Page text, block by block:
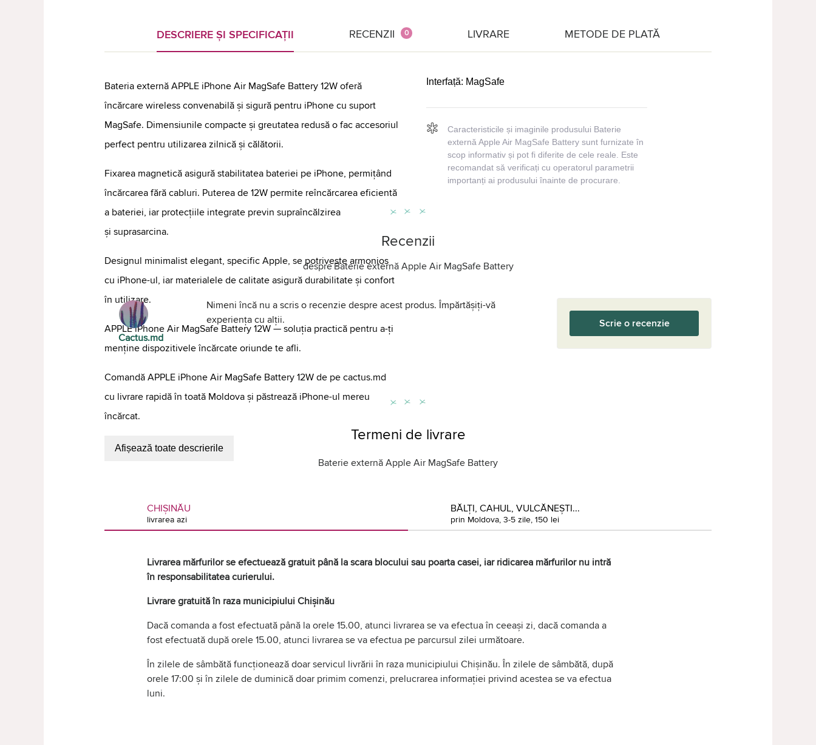
DESCRIERE ȘI SPECIFICAȚII RECENZII 0 LIVRARE METODE DE PLATĂ
Bateria externă APPLE iPhone Air MagSafe Battery 12W oferă
încărcare wireless convenabilă și sigură pentru iPhone cu suport
MagSafe. Dimensiunile compacte și greutatea redusă o fac accesoriul
perfect pentru utilizarea zilnică și călătorii.
Fixarea magnetică asigură stabilitatea bateriei pe iPhone, permițând
încărcarea fără cabluri. Puterea de 12W permite reîncărcarea eficientă
a bateriei, iar protecțiile integrate previn supraîncălzirea
și suprasarcina.
Designul minimalist elegant, specific Apple, se potrivește armonios
cu iPhone-ul, iar materialele de calitate asigură durabilitate și confort
în utilizare.
APPLE iPhone Air MagSafe Battery 12W — soluția practică pentru a-ți
menține dispozitivele încărcate oriunde te afli.
Comandă APPLE iPhone Air MagSafe Battery 12W de pe cactus.md
cu livrare rapidă în toată Moldova și păstrează iPhone-ul mereu
încărcat.
Afișează toate descrierile
Interfață: MagSafe
Caracteristicile și imaginile produsului Baterie
externă Apple Air MagSafe Battery sunt furnizate în
scop informativ și pot fi diferite de cele reale. Este
recomandat să verificați cu operatorul parametrii
importanți ai produsului înainte de procurare.
Recenzii
despreBaterie externă Apple Air MagSafe Battery
Cactus.md
Nimeni încă nu a scris o recenzie despre acest produs. Împărtășiți-vă
experiența cu alții.
Scrie o recenzie
Termeni de livrare
Baterie externă Apple Air MagSafe Battery
CHIȘINĂU
livrarea azi
BĂLȚI, CAHUL, VULCĂNEȘTI...
prin Moldova, 3-5 zile, 150 lei
Livrarea mărfurilor se efectuează gratuit până la scara blocului sau poarta casei, iar ridicarea mărfurilor nu intră
în responsabilitatea curierului.
Livrare gratuită în raza municipiului Chișinău
Dacă comanda a fost efectuată până la orele 15.00, atunci livrarea se va efectua în ceeași zi, dacă comanda a
fost efectuată după orele 15.00, atunci livrarea se va efectua pe parcursul zilei următoare.
În zilele de sâmbătă funcționează doar servicul livrării în raza municipiului Chișinău. În zilele de sâmbătă, după
orele 17:00 și în zilele de duminică doar primim comenzi, prelucrarea informației privind acestea se va efectua
luni.